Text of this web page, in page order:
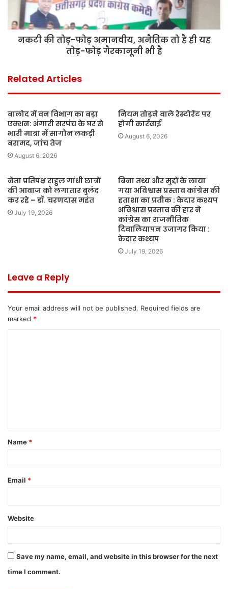
नकटी की तोड़-फोड़ अमानवीय, अनैतिक तो है ही यह
तोड़-फोड़ गैरकानूनी भी है
Related Articles
बालोद में वन विभाग का बड़ा
एक्शन: अंगारी सरपंच के घर से
भारी मात्रा में सागौन लकड़ी
बरामद, जांच तेज
August 6, 2026
नियम तोड़ने वाले रेस्टोरेंट पर
होगी कार्रवाई
August 6, 2026
नेता प्रतिपक्ष राहुल गांधी छात्रों
की आवाज को लगातार बुलंद
कर रहे – डॉ. चरणदास महंत
July 19, 2026
बिना तथ्य और मुद्दों के लाया
गया अविश्वास प्रस्ताव कांग्रेस की
हताशा का प्रतीक : केदार कश्यप
अविश्वास प्रस्ताव की हार ने
कांग्रेस का राजनीतिक
दिवालियापन उजागर किया :
केदार कश्यप
July 19, 2026
Leave a Reply
Your email address will not be published. Required fields are
marked *
t
*
Name *
Email *
Website
Save my name, email, and website in this browser for the next
time I comment.